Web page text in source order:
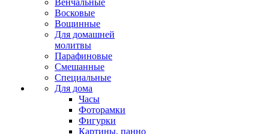
Венчальные
Восковые
Вощинные
Для домашней
молитвы
Парафиновые
Смешанные
Специальные
Для дома
Часы
Фоторамки
Фигурки
Картины, панно